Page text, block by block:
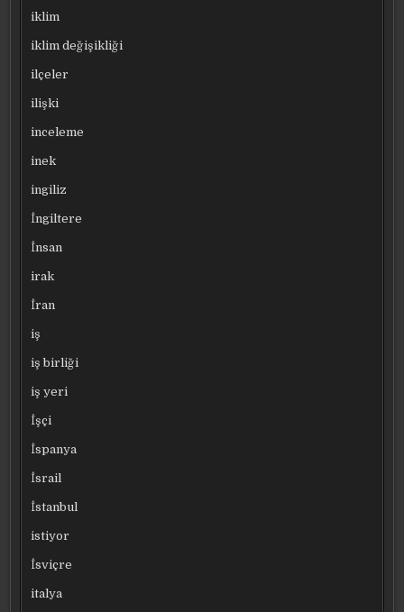
iklim
iklim değişikliği
ilçeler
ilişki
inceleme
inek
ingiliz
İngiltere
İnsan
irak
İran
iş
iş birliği
iş yeri
İşçi
İspanya
İsrail
İstanbul
istiyor
İsviçre
italya